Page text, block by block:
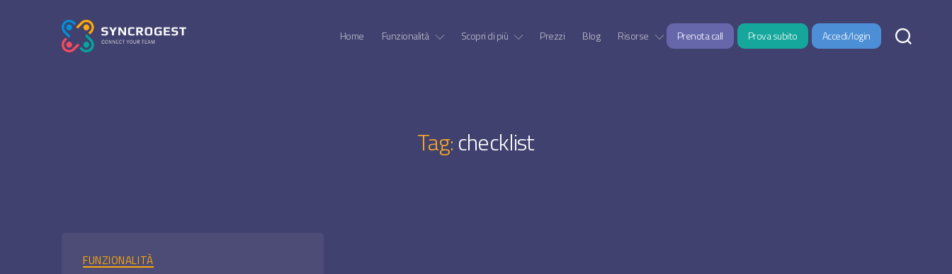
SYNCROGEST
Home Funzionalità Scopri di più Prezzi Blog Risorse Prenota call Prova subito Accedi/login
Tag:checklist
FUNZIONALITÀ